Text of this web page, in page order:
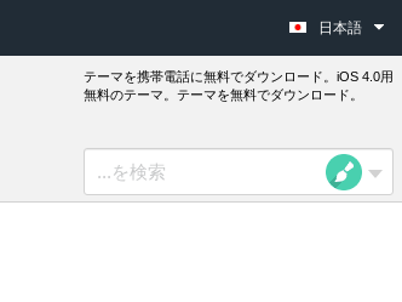
日本語
テーマを携帯電話に無料でダウンロード。iOS 4.0用
無料のテーマ。テーマを無料でダウンロード。